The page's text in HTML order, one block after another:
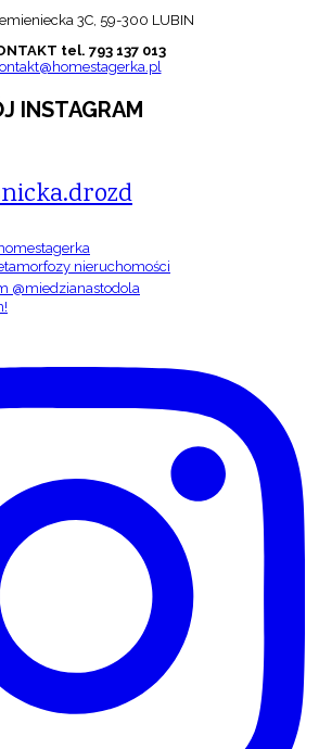
3C, 59-300 LUBIN
tel. 793 137 013
INSTAGRAM
nieruchomości
@miedzianastodola